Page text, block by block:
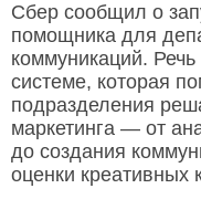
Сбер сообщил о
помощника для
коммуникаций.
системе, которая
подразделения
маркетинга — от
до создания
оценки креативных